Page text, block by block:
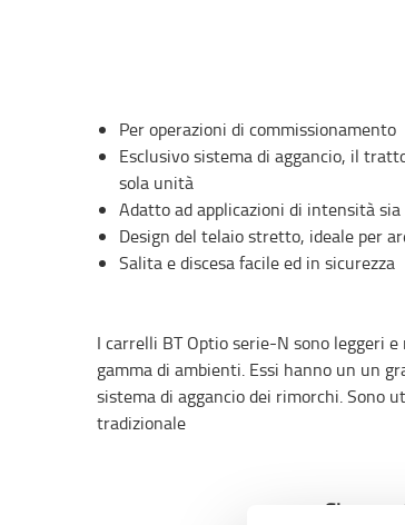
Per operazioni di commissionamento
Esclusivo sistema di aggancio, il
sola unità
Adatto ad applicazioni di intensità sia
Design del telaio stretto, ideale per
Salita e discesa facile ed in sicurezza
I carrelli BT Optio serie-N sono leggeri
gamma di ambienti. Essi hanno un un
sistema di aggancio dei rimorchi. Sono
tradizionale
Sistema